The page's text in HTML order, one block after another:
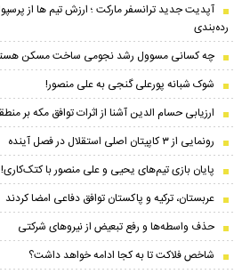
​آپدیت جدید ترانسفر مارکت ؛ ارزش تیم ها از
رده‌بندی
چه کسانی مسوول رشد نجومی ساخت مسکن
شوک شبانه پورعلی گنجی به علی منصور!
ارزیابی حسام الدین آشنا از اثرات توافق مکه بر
رونمایی از ۳ کاپیتان اصلی استقلال در فصل آینده
پایان بازی تیم‌های یحیی و علی منصور با کتک‌کاری!
عربستان، ترکیه و پاکستان توافق دفاعی امضا کردند
حذف واسطه‌ها و رفع تبعیض از نیروهای شرکتی
شاخص فلاکت تا به کجا ادامه خواهد داشت؟